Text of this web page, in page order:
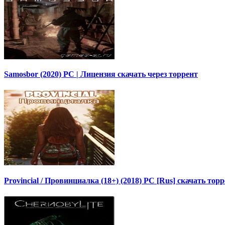
Samosbor (2020) PC | Лицензия скачать через торрент
Provincial / Провинциалка (18+) (2018) PC [Rus] скачать